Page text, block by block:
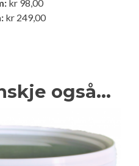
kr 98,00
kr 249,00
også…